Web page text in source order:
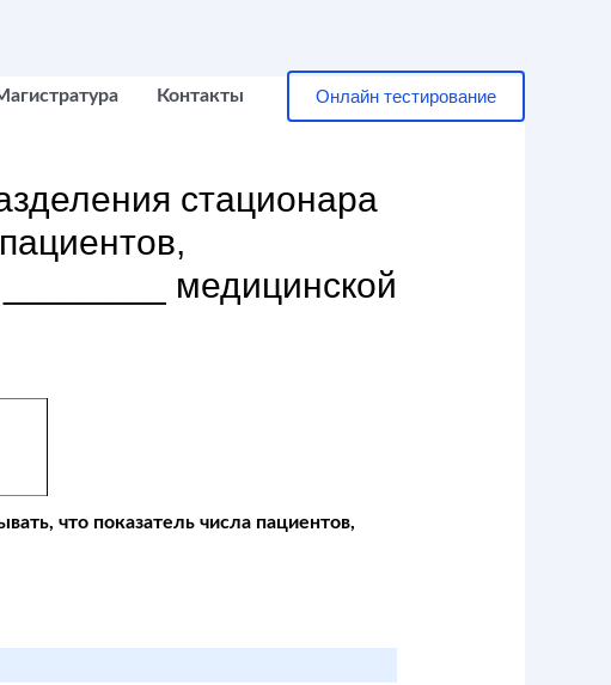
Контакты Онлайн тестирование
стационара
медицинской
что показатель числа пациентов,